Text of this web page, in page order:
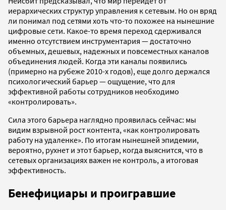
иерархических структур управления к сетевым. Но он вряд
ли понимал под сетями хоть что-то похожее на нынешние
цифровые сети. Какое-то время переход сдерживался
именно отсутствием инструментария — достаточно
объемных, дешевых, надежных и повсеместных каналов
объединения людей. Когда эти каналы появились
(примерно на рубеже 2010-х годов), еще долго держался
психологический барьер — ощущение, что для
эффективной работы сотрудников необходимо
«контролировать».
Сила этого барьера наглядно проявилась сейчас: мы
видим взрывной рост контента, «как контролировать
работу на удаленке». По итогам нынешней эпидемии,
вероятно, рухнет и этот барьер, когда выяснится, что в
сетевых организациях важен не контроль, а итоговая
эффективность.
Бенефициары и проигравшие